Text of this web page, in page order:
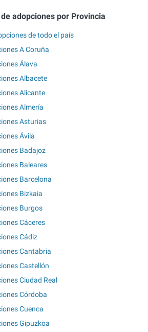
adopciones por Provincia
de todo el país
A Coruña
Álava
Albacete
Alicante
Almería
Asturias
Ávila
Badajoz
Baleares
Barcelona
Bizkaia
Burgos
Cáceres
Cádiz
Cantabria
Castellón
Ciudad Real
Córdoba
Cuenca
Gipuzkoa